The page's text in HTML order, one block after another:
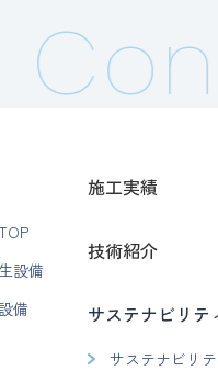
設備
備
施工実績
技術紹介
サステナビリテ
サステナビリ